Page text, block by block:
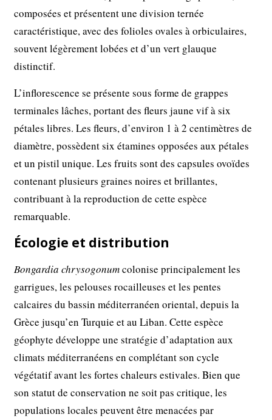
composées et présentent une division ternée
caractéristique, avec des folioles ovales à orbiculaires,
souvent légèrement lobées et d’un vert glauque
distinctif.
L’inflorescence se présente sous forme de grappes
terminales lâches, portant des fleurs jaune vif à six
pétales libres. Les fleurs, d’environ 1 à 2 centimètres de
diamètre, possèdent six étamines opposées aux pétales
et un pistil unique. Les fruits sont des capsules ovoïdes
contenant plusieurs graines noires et brillantes,
contribuant à la reproduction de cette espèce
remarquable.
Écologie et distribution
Bongardia chrysogonumcolonise principalement les
garrigues, les pelouses rocailleuses et les pentes
calcaires du bassin méditerranéen oriental, depuis la
Grèce jusqu’en Turquie et au Liban. Cette espèce
géophyte développe une stratégie d’adaptation aux
climats méditerranéens en complétant son cycle
végétatif avant les fortes chaleurs estivales. Bien que
son statut de conservation ne soit pas critique, les
populations locales peuvent être menacées par